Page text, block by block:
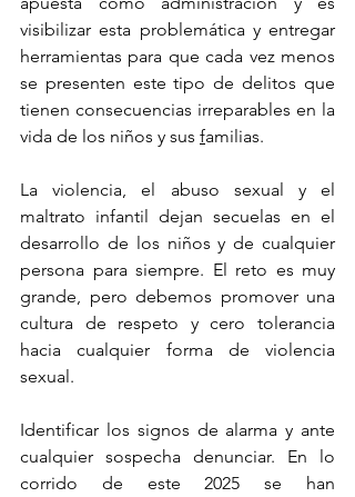
visibilizar esta problemática y entregar
herramientas para que cada vez menos
se presenten este tipo de delitos que
tienen consecuencias irreparables en la
vida de los niños y sus familias.
La violencia, el abuso sexual y el
maltrato infantil dejan secuelas en el
desarrollo de los niños y de cualquier
persona para siempre. El reto es muy
grande, pero debemos promover una
cultura de respeto y cero tolerancia
hacia cualquier forma de violencia
sexual.
Identificar los signos de alarma y ante
cualquier sospecha denunciar. En lo
corrido de este 2025 se han